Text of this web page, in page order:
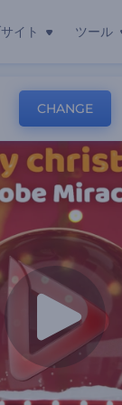
イト ツール
CHANGE